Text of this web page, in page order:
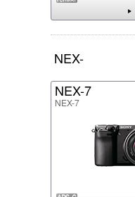
NEX-
NEX-7
NEX-7